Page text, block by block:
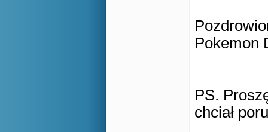
Pokemon
PS.
chciał